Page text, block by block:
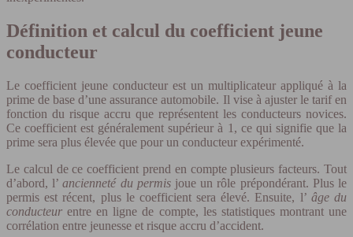
Définition et calcul du coefficient jeune
conducteur
Le coefficient jeune conducteur est un multiplicateur appliqué à la
prime de base d’une assurance automobile. Il vise à ajuster le tarif en
fonction du risque accru que représentent les conducteurs novices.
Ce coefficient est généralement supérieur à 1, ce qui signifie que la
prime sera plus élevée que pour un conducteur expérimenté.
Le calcul de ce coefficient prend en compte plusieurs facteurs. Tout
d’abord, l’ancienneté du permis joue un rôle prépondérant. Plus le
permis est récent, plus le coefficient sera élevé. Ensuite, l’ âge du
conducteurentre en ligne de compte, les statistiques montrant une
corrélation entre jeunesse et risque accru d’accident.